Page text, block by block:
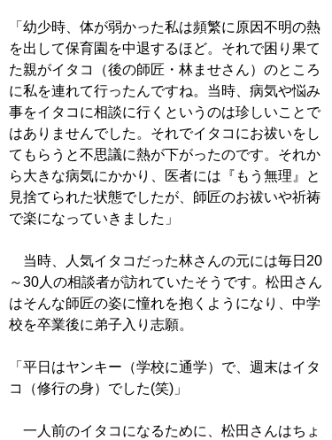
「幼少時、体が弱かった私は頻繁に原因不明の熱
を出して保育園を中退するほど。それで困り果て
た親がイタコ（後の師匠・林ませさん）のところ
に私を連れて行ったんですね。当時、病気や悩み
事をイタコに相談に行くというのは珍しいことで
はありませんでした。それでイタコにお祓いをし
てもらうと不思議に熱が下がったのです。それか
ら大きな病気にかかり、医者には『もう無理』と
見捨てられた状態でしたが、師匠のお祓いや祈祷
で楽になっていきました」
当時、人気イタコだった林さんの元には毎日20
～30人の相談者が訪れていたそうです。松田さん
はそんな師匠の姿に憧れを抱くようになり、中学
校を卒業後に弟子入り志願。
「平日はヤンキー（学校に通学）で、週末はイタ
コ（修行の身）でした(笑)」
一人前のイタコになるために、松田さんはちょ